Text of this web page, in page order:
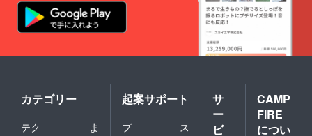
カテゴリー
テク
ま
起案サポート
プ
ス
サ
ー
ビ
CAMP
FIRE
につい